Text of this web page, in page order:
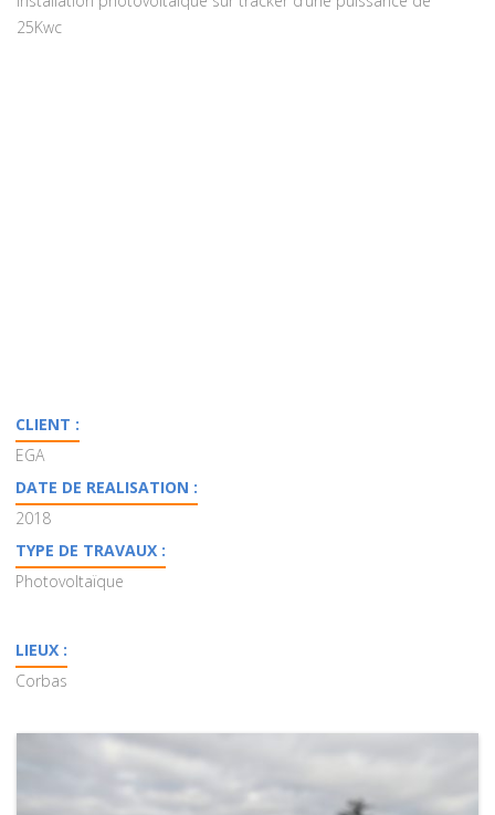
25Kwc
CLIENT :
EGA
DATE DE REALISATION :
2018
TYPE DE TRAVAUX :
Photovoltaïque
LIEUX :
Corbas